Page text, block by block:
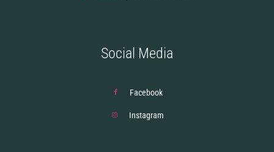
Social Media
Facebook
Instagram